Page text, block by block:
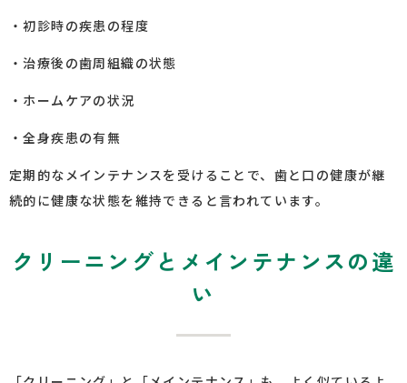
・初診時の疾患の程度
・治療後の歯周組織の状態
・ホームケアの状況
・全身疾患の有無
定期的なメインテナンスを受けることで、歯と口の健康が継
続的に健康な状態を維持できると言われています。
クリーニングとメインテナンスの違
い